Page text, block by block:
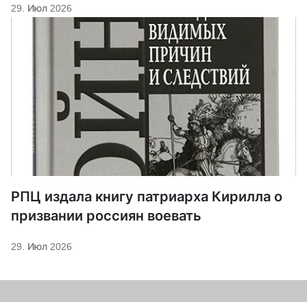
29. Июл 2026
РПЦ издала книгу патриарха Кирилла о
призвании россиян воевать
29. Июл 2026